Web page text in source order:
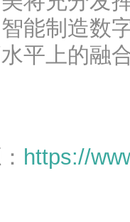
能制造数
平上的融
https://